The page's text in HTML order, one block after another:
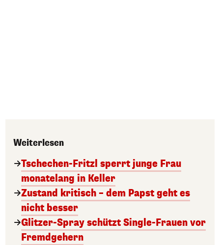
Weiterlesen
Tschechen-Fritzl sperrt junge Frau
monatelang in Keller
Zustand kritisch – dem Papst geht es
nicht besser
Glitzer-Spray schützt Single-Frauen vor
Fremdgehern